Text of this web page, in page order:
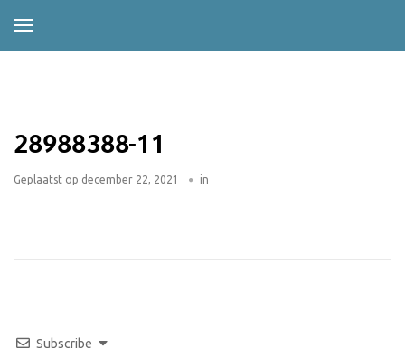
28988388-11
Geplaatst op december 22, 2021 in
Subscribe